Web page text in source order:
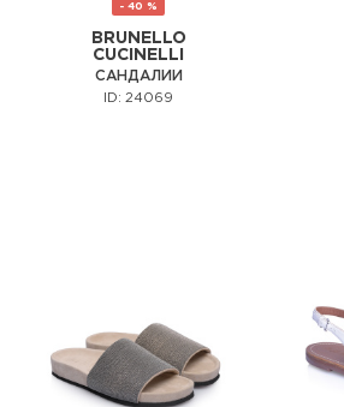
- 40 %
BRUNELLO
CUCINELLI
САНДАЛИИ
ID: 24069